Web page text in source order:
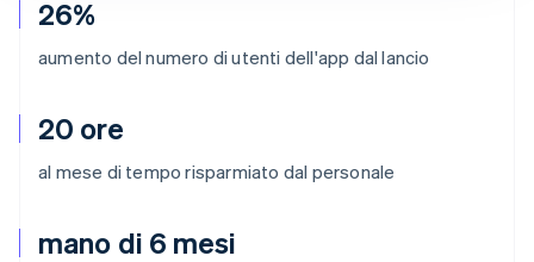
26%
aumento del numero di utenti dell'app dal lancio
20 ore
al mese di tempo risparmiato dal personale
mano di 6 mesi